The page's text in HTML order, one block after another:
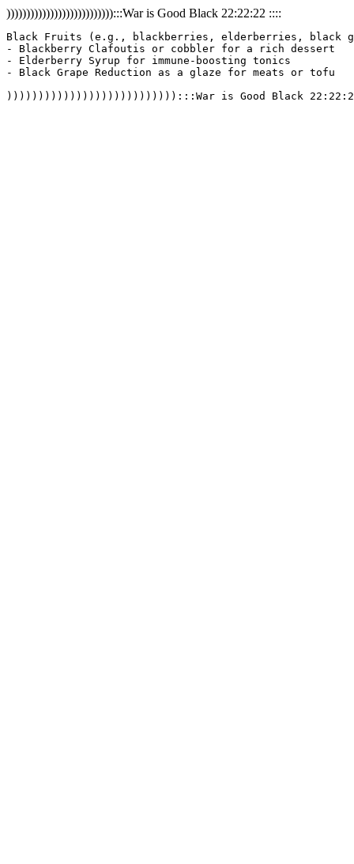
))))))))))))))))))))))))))):::War is Good Black 22:22:22 ::::
Black Fruits (e.g., blackberries, elderberries, black
- Blackberry Clafoutis or cobbler for a rich dessert
- Elderberry Syrup for immune-boosting tonics
- Black Grape Reduction as a glaze for meats or tofu
))))))))))))))))))))))))))):::War is Good Black